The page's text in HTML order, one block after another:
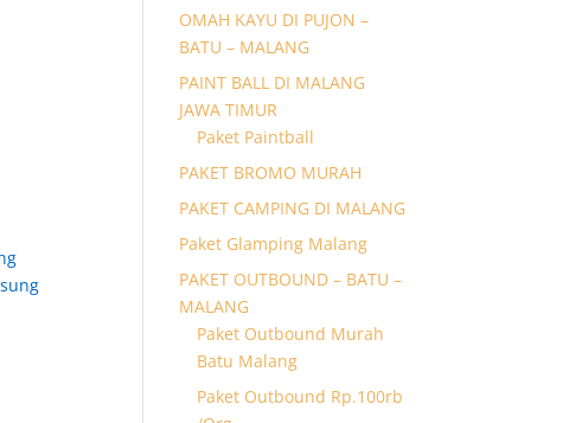
OMAH KAYU DI PUJON –
BATU – MALANG
PAINT BALL DI MALANG
JAWA TIMUR
Paket Paintball
PAKET BROMO MURAH
PAKET CAMPING DI MALANG
Paket Glamping Malang
PAKET OUTBOUND – BATU –
MALANG
Paket Outbound Murah
Batu Malang
Paket Outbound Rp.100rb